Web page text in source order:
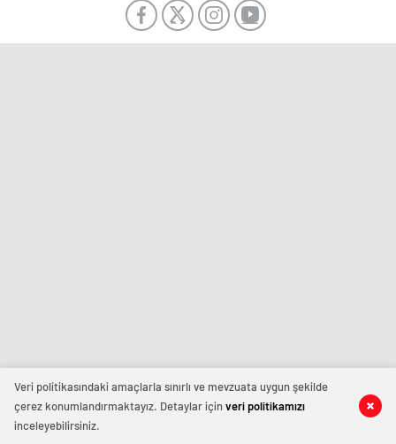
Veri politikasındaki amaçlarla sınırlı ve mevzuata uygun şekilde
çerez konumlandırmaktayız. Detaylar içinveri politikamızı
inceleyebilirsiniz.